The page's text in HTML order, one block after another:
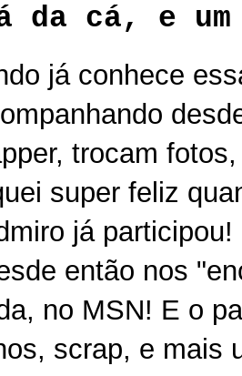
da cá, e
já conhece
trocam
super feliz
já
então nos
no MSN! E o
scrap, e mais